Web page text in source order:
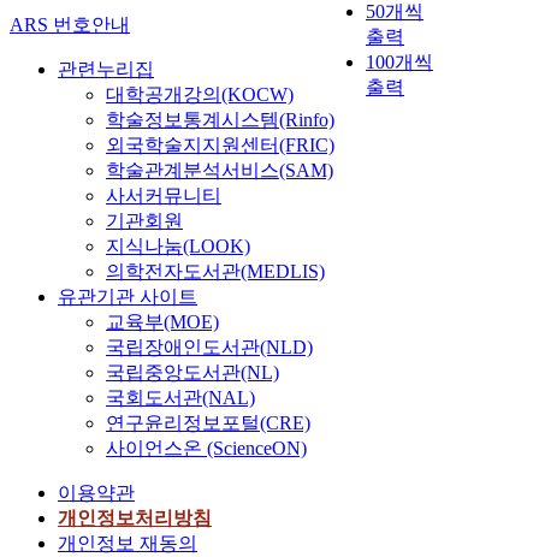
50개씩
출력
100개씩
출력
ARS 번호안내
관련누리집
대학공개강의(KOCW)
학술정보통계시스템(Rinfo)
외국학술지지원센터(FRIC)
학술관계분석서비스(SAM)
사서커뮤니티
기관회원
지식나눔(LOOK)
의학전자도서관(MEDLIS)
유관기관 사이트
교육부(MOE)
국립장애인도서관(NLD)
국립중앙도서관(NL)
국회도서관(NAL)
연구윤리정보포털(CRE)
사이언스온 (ScienceON)
이용약관
개인정보처리방침
개인정보 재동의